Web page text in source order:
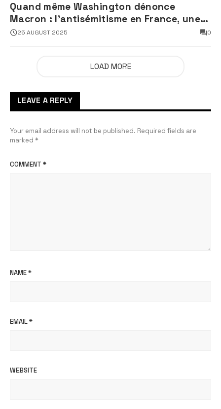
Quand même Washington dénonce
Macron : l’antisémitisme en France, une
faillite d’État
25 AUGUST 2025 0
LOAD MORE
LEAVE A REPLY
Your email address will not be published. Required fields are
marked *
COMMENT *
NAME*
EMAIL*
WEBSITE